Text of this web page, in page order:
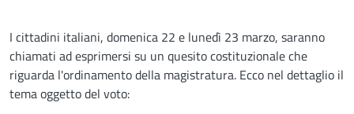
Descrizione
I cittadini italiani, domenica 22 e lunedì 23 marzo, saranno
chiamati ad esprimersi su un quesito costituzionale che
riguarda l'ordinamento della magistratura. Ecco nel dettaglio il
tema oggetto del voto: